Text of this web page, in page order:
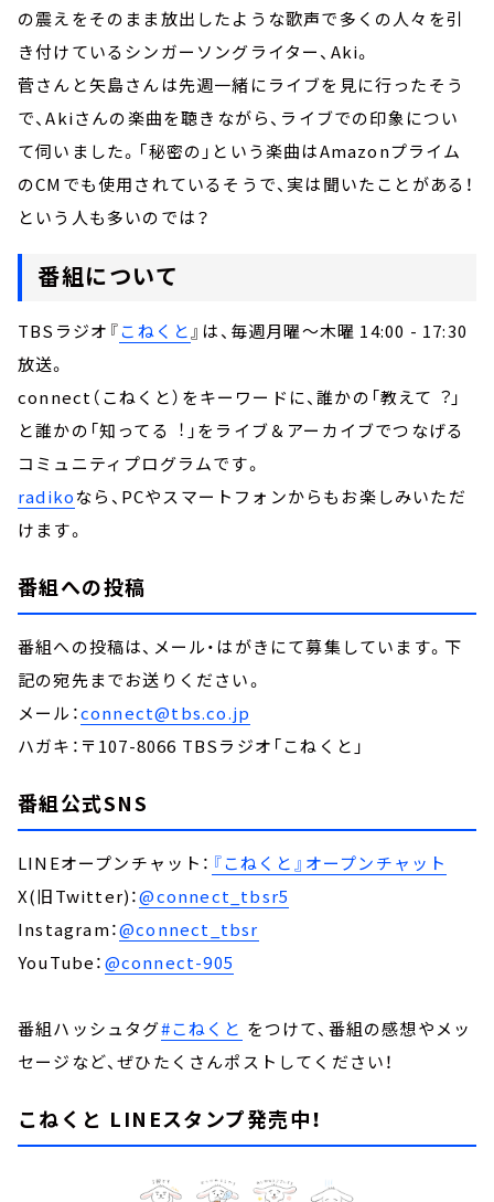
の震えをそのまま放出したような歌声で多くの人々を引
き付けているシンガーソングライター、Aki。
菅さんと矢島さんは先週一緒にライブを見に行ったそう
で、Akiさんの楽曲を聴きながら、ライブでの印象につい
て伺いました。「秘密の」という楽曲はAmazonプライム
のCMでも使用されているそうで、実は聞いたことがある！
という人も多いのでは？
番組について
TBSラジオ『こねくと』は、毎週月曜～木曜 14:00 - 17:30
放送。
connect（こねくと）をキーワードに、誰かの「教えて︖」
と誰かの「知ってる︕」をライブ＆アーカイブでつなげる
コミュニティプログラムです。
radikoなら、PCやスマートフォンからもお楽しみいただ
けます。
番組への投稿
番組への投稿は、メール・はがきにて募集しています。下
記の宛先までお送りください。
メール：connect@tbs.co.jp
ハガキ：〒107-8066 TBSラジオ「こねくと」
番組公式SNS
LINEオープンチャット： 『こねくと』オープンチャット
X(旧Twitter)：@connect_tbsr5
Instagram：@connect_tbsr
YouTube：@connect-905
番組ハッシュタグ#こねくと をつけて、番組の感想やメッ
セージなど、ぜひたくさんポストしてください！
こねくと LINEスタンプ発売中！